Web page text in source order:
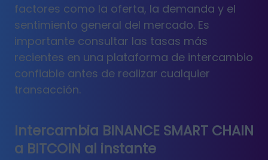
factores como la oferta, la demanda y el
sentimiento general del mercado. Es
importante consultar las tasas más
recientes en una plataforma de intercambio
confiable antes de realizar cualquier
transacción.
Intercambia BINANCE SMART CHAIN
a BITCOIN al instante